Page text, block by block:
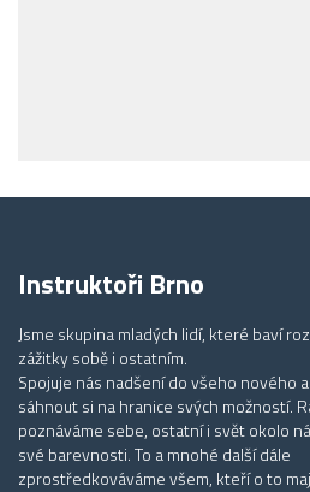
Instruktoři Brno
Jsme skupina mladých lidí, které baví
zážitky sobě i ostatním.
Spojuje nás nadšení do všeho nového
sáhnout si na hranice svých možností.
poznáváme sebe, ostatní i svět okolo
své barevnosti. To a mnohé další dále
zprostředkováváme všem, kteří o to